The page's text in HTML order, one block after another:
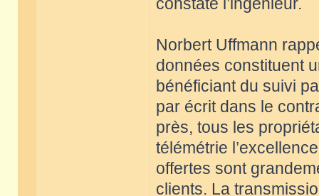
Norbert Uffmann
données constituent
bénéficiant du suivi
par écrit dans le
près, tous les
télémétrie
offertes sont
clients. La